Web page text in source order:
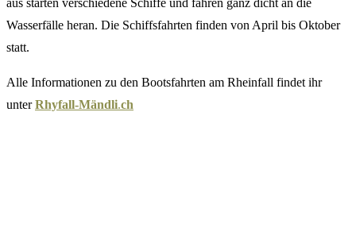
aus starten verschiedene Schiffe und fahren ganz dicht an die
Wasserfälle heran. Die Schiffsfahrten finden von April bis Oktober
statt.
Alle Informationen zu den Bootsfahrten am Rheinfall findet ihr
unter Rhyfall-Mändli.ch